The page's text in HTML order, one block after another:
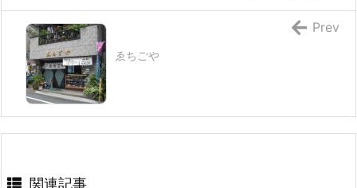
ゑちごや
Prev
関連記事